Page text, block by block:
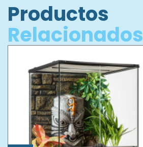
Productos
Relacionados